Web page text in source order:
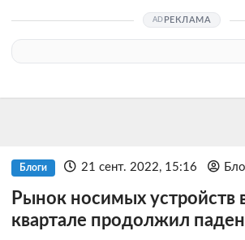
РЕКЛАМА
Блоги 21 сент. 2022, 15:16
Рынок носимых устройств
квартале продолжил